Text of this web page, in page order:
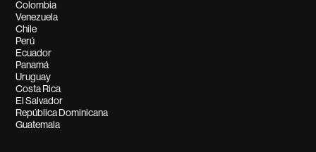
Colombia
Venezuela
Chile
Perú
Ecuador
Panamá
Uruguay
Costa Rica
El Salvador
República Dominicana
Guatemala